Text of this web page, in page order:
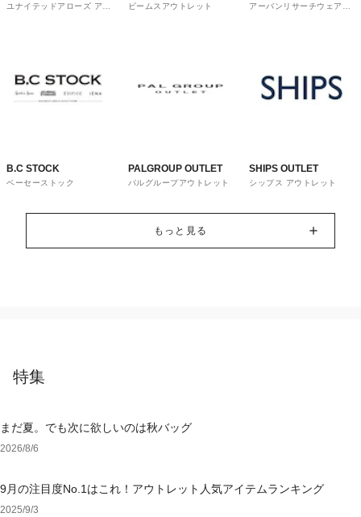
OUTLET
ユナイテッドアローズ アウ
ビームスアウトレット
ware house
アーバンリサーチウェアハ
B.C STOCK
ベーセーストック
PALGROUP OUTLET
パルグループアウトレット
SHIPS OUTLET
シップス アウトレット
もっと見る
特集
まだ夏。でも次に欲しいのは秋バッグ
2026/8/6
9月の注目度No.1はこれ！アウトレット人気アイテムランキング
2025/9/3